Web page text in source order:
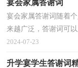
宴会家属答谢词
宴会家属答谢词随着
来越广泛，答谢词可
许多人会觉得答谢词
2024-07-23
升学宴学生答谢词